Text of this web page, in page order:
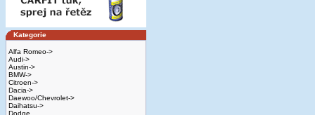
Kategorie
Alfa Romeo->
Audi->
Austin->
BMW->
Citroen->
Dacia->
Daewoo/Chevrolet->
Daihatsu->
Dodge